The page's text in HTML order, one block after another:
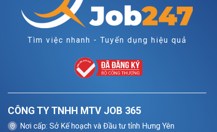
Tìm việc nhanh - Tuyển dụng hiệu quả
CÔNG TY TNHH MTV JOB 365
Nơi cấp: Sở Kế hoạch và Đầu tư tỉnh Hưng Yên